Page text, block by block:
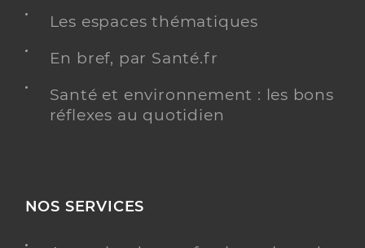
Les espaces thématiques
En bref, par Santé.fr
Santé et environnement : les bons
réflexes au quotidien
NOS SERVICES